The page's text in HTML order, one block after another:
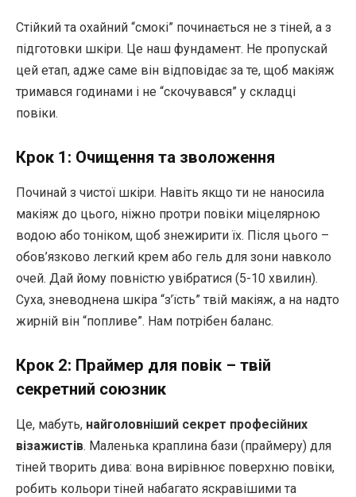
Стійкий та охайний “смокі” починається не з тіней, а з
підготовки шкіри. Це наш фундамент. Не пропускай
цей етап, адже саме він відповідає за те, щоб макіяж
тримався годинами і не “скочувався” у складці
повіки.
Крок 1: Очищення та зволоження
Починай з чистої шкіри. Навіть якщо ти не наносила
макіяж до цього, ніжно протри повіки міцелярною
водою або тоніком, щоб знежирити їх. Після цього –
обов’язково легкий крем або гель для зони навколо
очей. Дай йому повністю увібратися (5-10 хвилин).
Суха, зневоднена шкіра “з’їсть” твій макіяж, а на надто
жирній він “попливе”. Нам потрібен баланс.
Крок 2: Праймер для повік – твій
секретний союзник
Це, мабуть, найголовніший секрет професійних
візажистів. Маленька краплина бази (праймеру) для
тіней творить дива: вона вирівнює поверхню повіки,
робить кольори тіней набагато яскравішими та